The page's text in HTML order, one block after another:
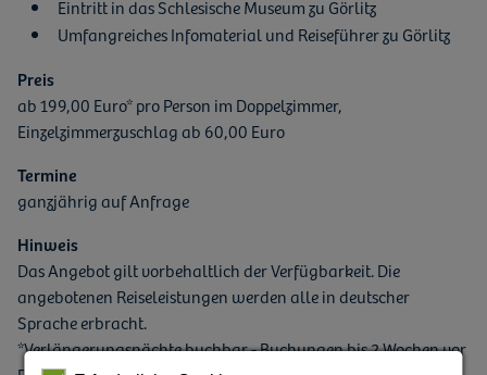
Eintritt in das Schlesische Museum zu Görlitz
Umfangreiches Infomaterial und Reiseführer zu Görlitz
Preis
ab 199,00 Euro* pro Person im Doppelzimmer,
Einzelzimmerzuschlag ab 60,00 Euro
Termine
ganzjährig auf Anfrage
Hinweis
Das Angebot gilt vorbehaltlich der Verfügbarkeit. Die
angebotenen Reiseleistungen werden alle in deutscher
Sprache erbracht.
*Verlängerungsnächte buchbar - Buchungen bis 2 Wochen vor